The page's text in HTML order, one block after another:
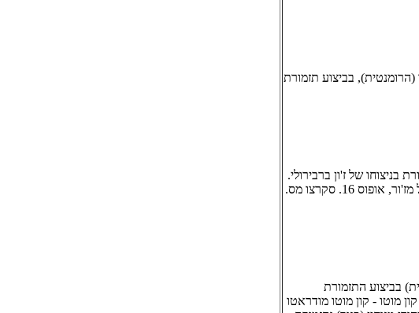
סימפוניה מס. 4 במי בימול מז'ור (הרומנטית), בביצוע תזמורת
קורטו ותזמורת בניצוחו של ז'ון ברבירולי.
אליגרו , לרגיטו; אליגרו ויואצ'ה. אנאטול קיטאין (פסנתר): רונדו במי בימול מז'ור, אופוס 16. סקרצו מס.
מס. 4 בלה מז'ור, אופוס 90 (האיטלקית) בביצוע התזמורת
מוטו - קון מוטו מודראטו